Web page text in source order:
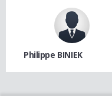
Philippe BINIEK